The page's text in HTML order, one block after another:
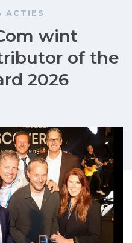
ACTIES
wint
of the
2026